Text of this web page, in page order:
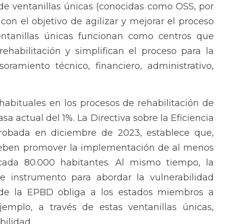
ventanillas únicas (conocidas como OSS, por
el objetivo de agilizar y mejorar el proceso
únicas funcionan como centros que
y simplifican el proceso para la
técnico, financiero, administrativo,
en los procesos de rehabilitación de
actual del 1%. La Directiva sobre la Eficiencia
en diciembre de 2023, establece que,
promover la implementación de al menos
80.000 habitantes. Al mismo tiempo, la
instrumento para abordar la vulnerabilidad
la EPBD obliga a los estados miembros a
a través de estas ventanillas únicas,